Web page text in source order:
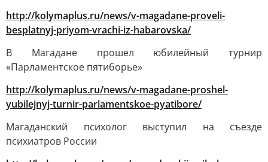
http://kolymaplus.ru/news/v-magadane-proveli-
besplatnyj-priyom-vrachi-iz-habarovska/
В Магадане прошел юбилейный турнир
«Парламентское пятиборье»
http://kolymaplus.ru/news/v-magadane-proshel-
yubilejnyj-turnir-parlamentskoe-pyatibore/
Магаданский психолог выступил на съезде
психиатров России